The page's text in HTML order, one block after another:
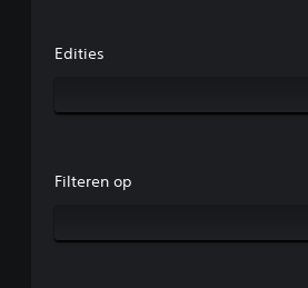
Edities
Filteren op